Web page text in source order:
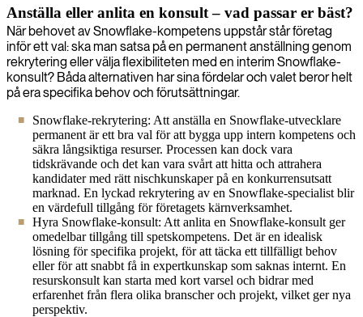
Anställa eller anlita en konsult – vad passar er bäst?
När behovet av Snowflake-kompetens uppstår står företag
inför ett val: ska man satsa på en permanent anställning genom
rekrytering eller välja flexibiliteten med en interim Snowflake-
konsult? Båda alternativen har sina fördelar och valet beror helt
på era specifika behov och förutsättningar.
Snowflake-rekrytering: Att anställa en Snowflake-utvecklare
permanent är ett bra val för att bygga upp intern kompetens och
säkra långsiktiga resurser. Processen kan dock vara
tidskrävande och det kan vara svårt att hitta och attrahera
kandidater med rätt nischkunskaper på en konkurrensutsatt
marknad. En lyckad rekrytering av en Snowflake-specialist blir
en värdefull tillgång för företagets kärnverksamhet.
Hyra Snowflake-konsult: Att anlita en Snowflake-konsult ger
omedelbar tillgång till spetskompetens. Det är en idealisk
lösning för specifika projekt, för att täcka ett tillfälligt behov
eller för att snabbt få in expertkunskap som saknas internt. En
resurskonsult kan starta med kort varsel och bidrar med
erfarenhet från flera olika branscher och projekt, vilket ger nya
perspektiv.